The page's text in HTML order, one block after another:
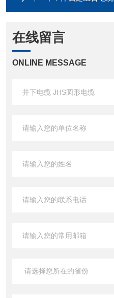
在线留言
ONLINE MESSAGE